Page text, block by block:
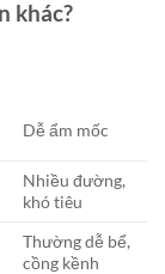
khác?
Dễ ẩm mốc
Nhiều đường,
khó tiêu
Thường dễ bể,
cồng kềnh